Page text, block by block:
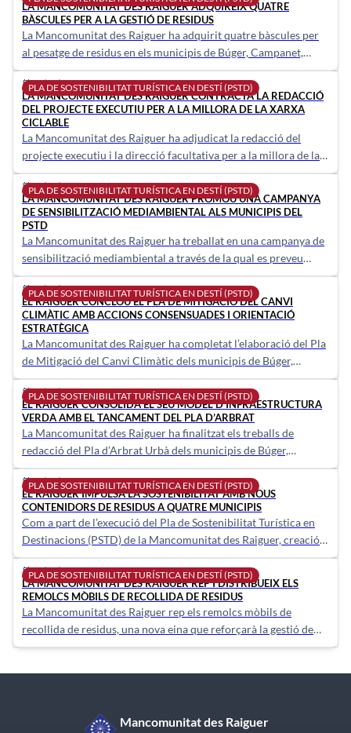
LA MANCOMUNITAT DES RAIGUER ADQUIREIX QUATRE
BÀSCULES PER A LA GESTIÓ DE RESIDUS
La Mancomunitat des Raiguer ha adquirit quatre bàscules per
al pesatge de residus en els municipis de Búger, Campanet,
Mancor de la Vall i Selva, en el marc del Pla de Sostenibilitat
Turística en Destí (PSTD).
PLA DE SOSTENIBILITAT TURÍSTICA EN DESTÍ (PSTD)
calendar_today19/03/2026
LA MANCOMUNITAT DES RAIGUER CONTRACTA LA REDACCIÓ
DEL PROJECTE EXECUTIU PER A LA MILLORA DE LA XARXA
CICLABLE
La Mancomunitat des Raiguer ha adjudicat la redacció del
projecte executiu i la direcció facultativa per a la millora de la
xarxa ciclable entre els municipis de Búger, Campanet, Mancor
de la Vall i Selva, incloent els nuclis de Caimari, Moscari,
Biniamar i Binibona.
PLA DE SOSTENIBILITAT TURÍSTICA EN DESTÍ (PSTD)
calendar_today18/03/2026
LA MANCOMUNITAT DES RAIGUER PROMOU UNA CAMPANYA
DE SENSIBILITZACIÓ MEDIAMBIENTAL ALS MUNICIPIS DEL
PSTD
La Mancomunitat des Raiguer ha treballat en una campanya de
sensibilització mediambiental a través de la qual es preveu
implicar tant a residents com a turistes per promoure la
sostenibilitat i la correcta gestió dels residus.
PLA DE SOSTENIBILITAT TURÍSTICA EN DESTÍ (PSTD)
calendar_today08/07/2025
EL RAIGUER CONCLOU EL PLA DE MITIGACIÓ DEL CANVI
CLIMÀTIC AMB ACCIONS CONSENSUADES I ORIENTACIÓ
ESTRATÈGICA
La Mancomunitat des Raiguer ha completat l’elaboració del Pla
de Mitigació del Canvi Climàtic dels municipis de Búger,
Campanet, Mancor de la Vall i Selva.
PLA DE SOSTENIBILITAT TURÍSTICA EN DESTÍ (PSTD)
calendar_today08/07/2025
EL RAIGUER CONSOLIDA EL SEU MODEL D’INFRAESTRUCTURA
VERDA AMB EL TANCAMENT DEL PLA D’ARBRAT
La Mancomunitat des Raiguer ha finalitzat els treballs de
redacció del Pla d’Arbrat Urbà dels municipis de Búger,
Campanet, Mancor de la Vall i Selva.
PLA DE SOSTENIBILITAT TURÍSTICA EN DESTÍ (PSTD)
calendar_today06/03/2025
EL RAIGUER IMPULSA LA SOSTENIBILITAT AMB NOUS
CONTENIDORS DE RESIDUS A QUATRE MUNICIPIS
Com a part de l’execució del Pla de Sostenibilitat Turística en
Destinacions (PSTD) de la Mancomunitat des Raiguer, creació
de rutes cicloturístiques "Cycling Raiguer, turisme i mobilitat
sostenible".
PLA DE SOSTENIBILITAT TURÍSTICA EN DESTÍ (PSTD)
calendar_today06/03/2025
LA MANCOMUNITAT DES RAIGUER REP I DISTRIBUEIX ELS
REMOLCS MÒBILS DE RECOLLIDA DE RESIDUS
La Mancomunitat des Raiguer rep els remolcs mòbils de
recollida de residus, una nova eina que reforçarà la gestió de
residus als municipis dins del Pla de Sostenibilitat Turística en
Mancomunitat des Raiguer